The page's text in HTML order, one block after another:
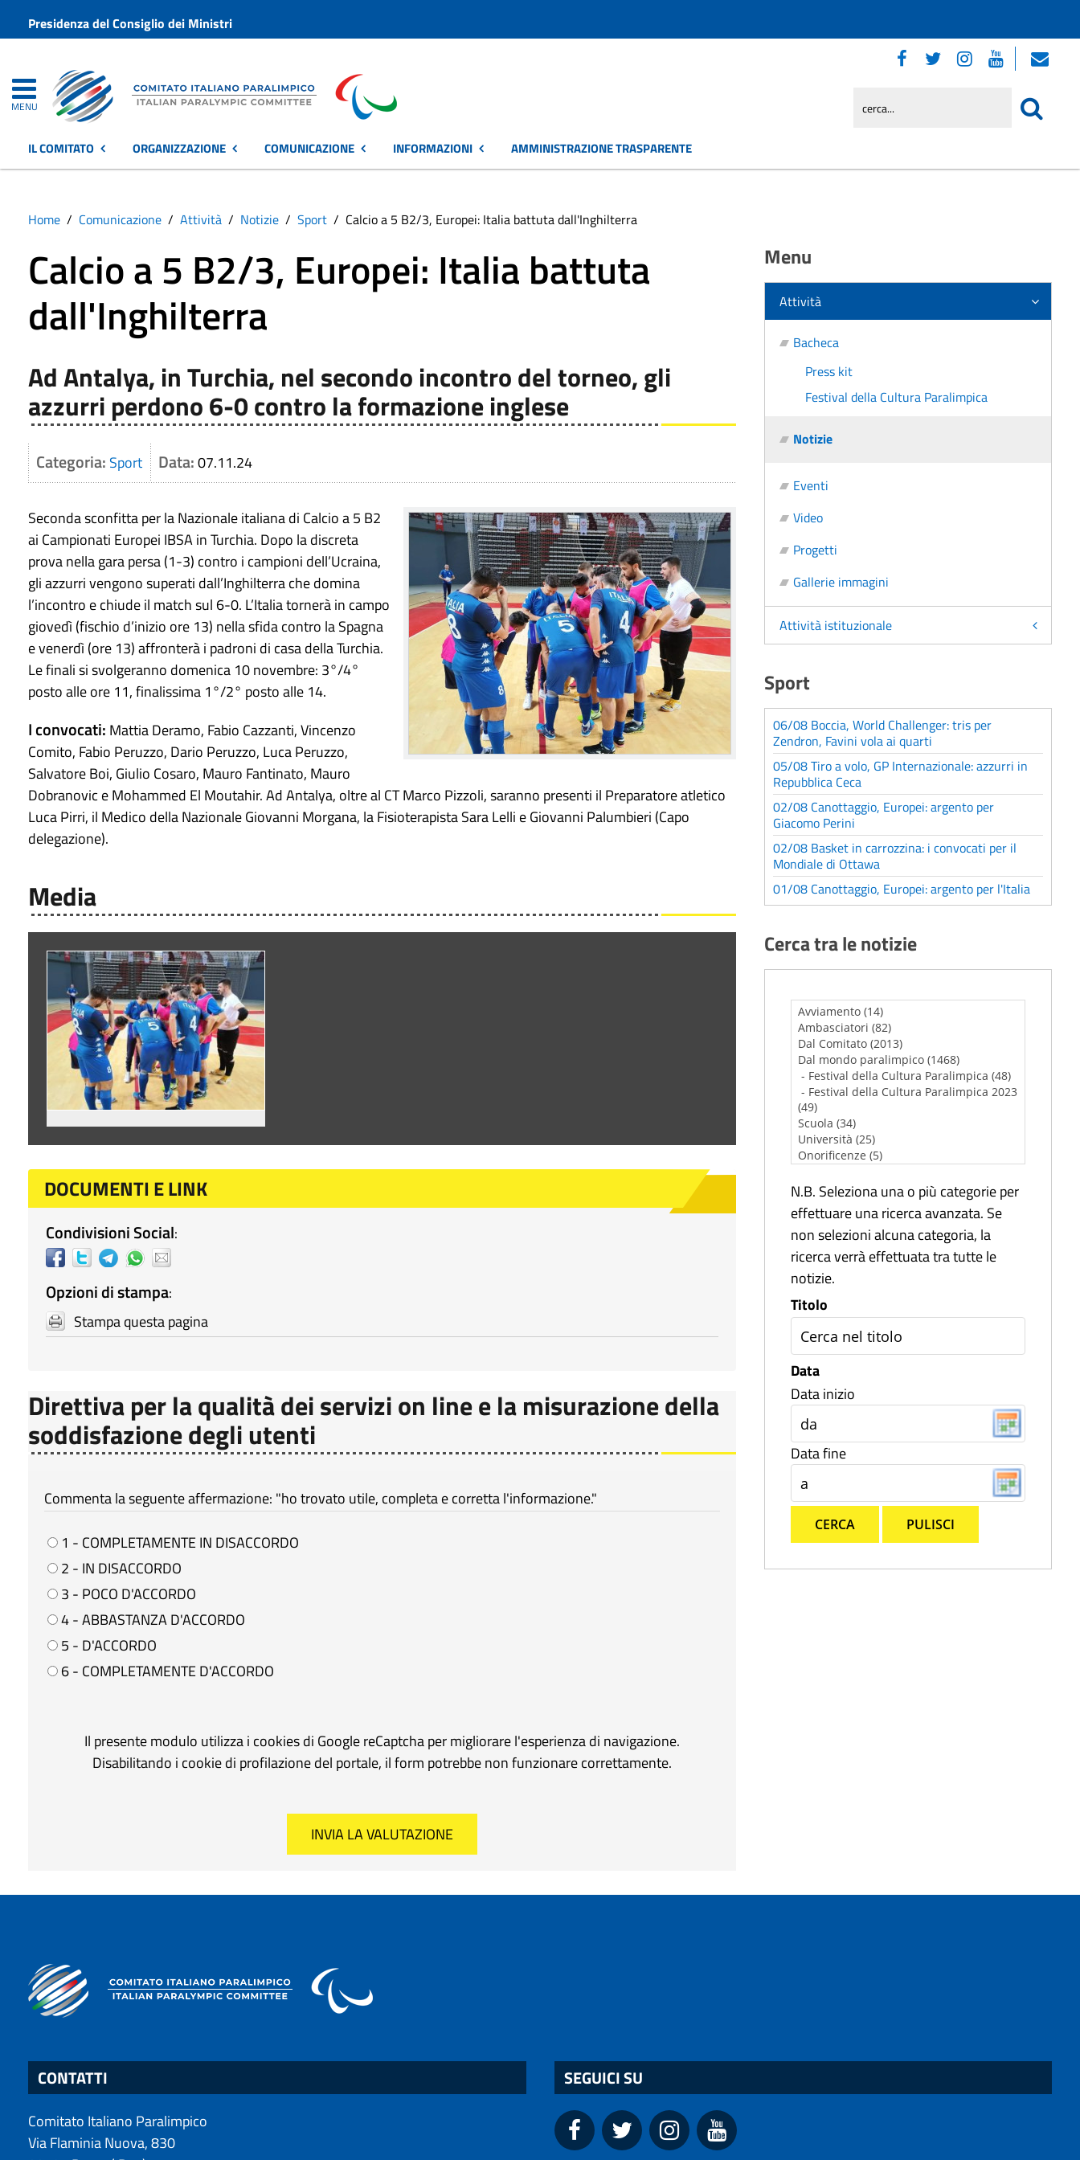
Presidenza del Consiglio dei Ministri
MENU
IL COMITATO ORGANIZZAZIONE COMUNICAZIONE INFORMAZIONI AMMINISTRAZIONE TRASPARENTE
Home Comunicazione Attività Notizie Sport Calcio a 5 B2/3, Europei: Italia battuta dall'Inghilterra
Calcio a 5 B2/3, Europei: Italia battuta
dall'Inghilterra
Ad Antalya, in Turchia, nel secondo incontro del torneo, gli
azzurri perdono 6-0 contro la formazione inglese
Categoria: Sport Data:07.11.24
Seconda sconfitta per la Nazionale italiana di Calcio a 5 B2
ai Campionati Europei IBSA in Turchia. Dopo la discreta
prova nella gara persa (1-3) contro i campioni dell’Ucraina,
gli azzurri vengono superati dall’Inghilterra che domina
l’incontro e chiude il match sul 6-0. L’Italia tornerà in campo
giovedì (fischio d’inizio ore 13) nella sfida contro la Spagna
e venerdì (ore 13) affronterà i padroni di casa della Turchia.
Le finali si svolgeranno domenica 10 novembre: 3°/4°
posto alle ore 11, finalissima 1°/2° posto alle 14.
I convocati: Mattia Deramo, Fabio Cazzanti, Vincenzo
Comito, Fabio Peruzzo, Dario Peruzzo, Luca Peruzzo,
Salvatore Boi, Giulio Cosaro, Mauro Fantinato, Mauro
Dobranovic e Mohammed El Moutahir. Ad Antalya, oltre al CT Marco Pizzoli, saranno presenti il Preparatore atletico
Luca Pirri, il Medico della Nazionale Giovanni Morgana, la Fisioterapista Sara Lelli e Giovanni Palumbieri (Capo
delegazione).
Media
DOCUMENTI E LINK
Condivisioni Social:
Opzioni di stampa:
Stampa questa pagina
Direttiva per la qualità dei servizi on line e la misurazione della
soddisfazione degli utenti
Commenta la seguente affermazione: "ho trovato utile, completa e corretta l'informazione."
1 - COMPLETAMENTE IN DISACCORDO
2 - IN DISACCORDO
3 - POCO D'ACCORDO
4 - ABBASTANZA D'ACCORDO
5 - D'ACCORDO
6 - COMPLETAMENTE D'ACCORDO
Il presente modulo utilizza i cookies di Google reCaptcha per migliorare l'esperienza di navigazione.
Disabilitando i cookie di profilazione del portale, il form potrebbe non funzionare correttamente.
Menu
Attività
Bacheca
Press kit
Festival della Cultura Paralimpica
Notizie
Eventi
Video
Progetti
Gallerie immagini
Attività istituzionale
Sport
06/08 Boccia, World Challenger: tris per
Zendron, Favini vola ai quarti
05/08 Tiro a volo, GP Internazionale: azzurri in
Repubblica Ceca
02/08 Canottaggio, Europei: argento per
Giacomo Perini
02/08 Basket in carrozzina: i convocati per il
Mondiale di Ottawa
01/08 Canottaggio, Europei: argento per l'Italia
Cerca tra le notizie
N.B. Seleziona una o più categorie per
effettuare una ricerca avanzata. Se
non selezioni alcuna categoria, la
ricerca verrà effettuata tra tutte le
notizie.
Titolo
Data
Data inizio
Data fine
CERCA PULISCI
CONTATTI
Comitato Italiano Paralimpico
Via Flaminia Nuova, 830
SEGUICI SU